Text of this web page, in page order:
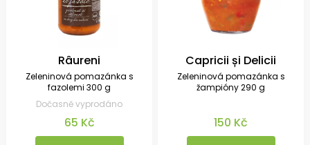
Râureni
Zeleninová pomazánka s
fazolemi 300 g
Dočasně vyprodáno
65 Kč
Capricii și Delicii
Zeleninová pomazánka s
žampióny 290 g
150 Kč